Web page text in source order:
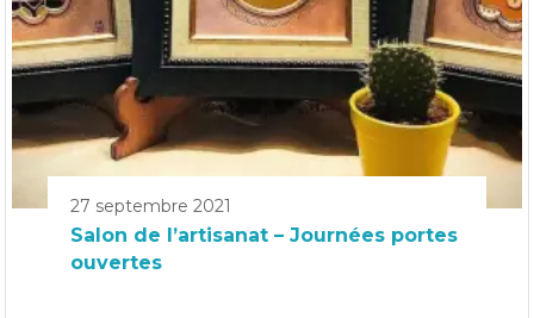
27 septembre 2021
Salon de l’artisanat – Journées portes
ouvertes